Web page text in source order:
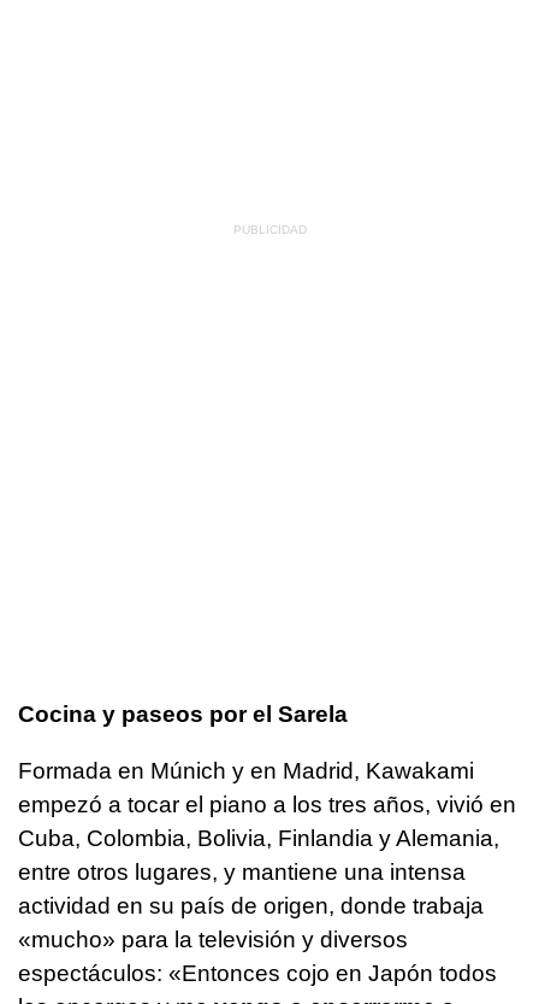
Cocina y paseos por el Sarela
Formada en Múnich y en Madrid, Kawakami
empezó a tocar el piano a los tres años, vivió en
Cuba, Colombia, Bolivia, Finlandia y Alemania,
entre otros lugares, y mantiene una intensa
actividad en su país de origen, donde trabaja
«mucho» para la televisión y diversos
espectáculos: «Entonces cojo en Japón todos